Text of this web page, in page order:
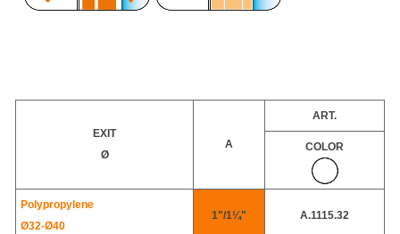
EXIT
Ø
A
ART.
COLOR
Polypropylene
Ø32-Ø40
1"/1¼" A.1115.32